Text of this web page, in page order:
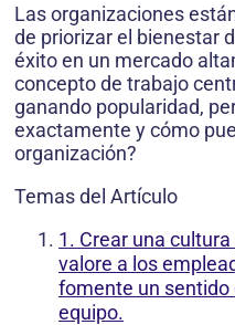
Las organizaciones
de priorizar el bienestar
éxito en un mercado
concepto de trabajo
ganando popularidad,
exactamente y cómo
organización?
Temas del Artículo
1. Crear una
valore a los
fomente un sentido
equipo.